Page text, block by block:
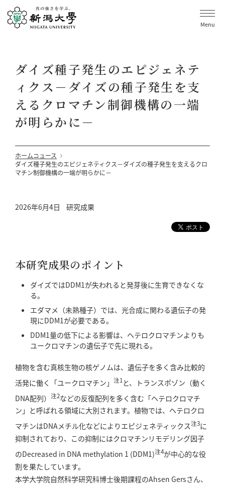
Menu
ダイズ種子発生のエピジェネテ
ィクス－ダイズの種子発生を支
えるクロマチン制御機構の一端
が明らかに－
ホームニュース
ダイズ種子発生のエピジェネティクス－ダイズの種子発生を支えるクロ
マチン制御機構の一端が明らかに－
2026年6月4日 研究成果
本研究成果のポイント
ダイズではDDM1が失われると発芽後に生育できなくな
る。
エダマメ（未熟種子）では、光合成に関わる遺伝子の発
現にDDM1が必要である。
DDM1量の低下による影響は、ヘテロクロマチンよりも
ユークロマチンの遺伝子で先に現れる。
植物を含む真核生物の核ゲノムは、遺伝子を多く含み比較的
活発に働く「ユークロマチン」 注1 と、トランスポゾン（動く
DNA配列） 注2などの反復配列を多く含む「ヘテロクロマチ
ン」と呼ばれる領域に大別されます。植物では、ヘテロクロ
マチンはDNAメチル化などによりエピジェネティックス注3に
抑制されており、この抑制にはクロマチンリモデリング因子
のDecreased in DNA methylation 1 (DDM1)注4が中心的な役
割を果たしています。
本学大学院自然科学研究科博士後期課程のAhsen Gersさん、